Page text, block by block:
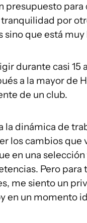
presupuesto
por
sino que está
durante casi 15
a la mayor de
de un club.
la dinámica de
los cambios que
en una
Pero para
me siento un
en un momento